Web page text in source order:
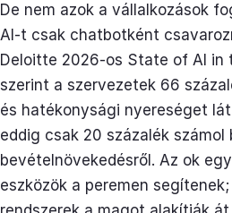
De nem azok a vállalkozások
AI-t csak chatbotként
Deloitte 2026-os State of AI in
szerint a szervezetek 66
és hatékonysági nyereséget
eddig csak 20 százalék számol
bevételnövekedésről. Az ok
eszközök a peremen